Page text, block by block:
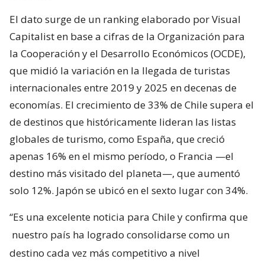
El dato surge de un ranking elaborado por Visual
Capitalist en base a cifras de la Organización para
la Cooperación y el Desarrollo Económicos (OCDE),
que midió la variación en la llegada de turistas
internacionales entre 2019 y 2025 en decenas de
economías. El crecimiento de 33% de Chile supera el
de destinos que históricamente lideran las listas
globales de turismo, como España, que creció
apenas 16% en el mismo período, o Francia —el
destino más visitado del planeta—, que aumentó
solo 12%. Japón se ubicó en el sexto lugar con 34%.
“Es una excelente noticia para Chile y confirma que
nuestro país ha logrado consolidarse como un
destino cada vez más competitivo a nivel